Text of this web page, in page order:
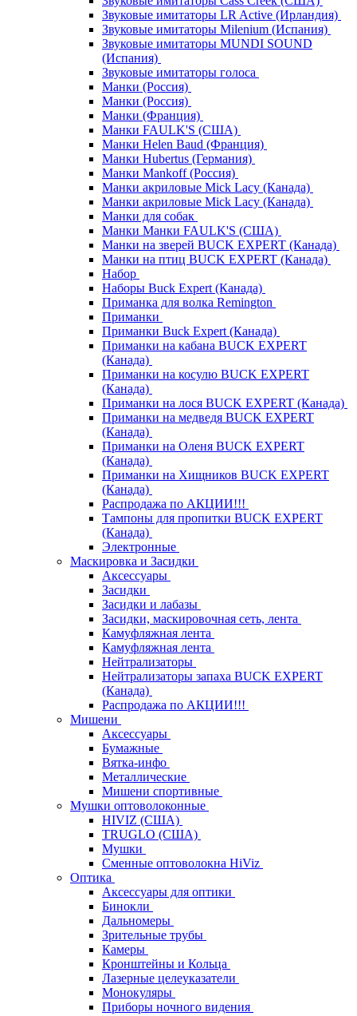
Звуковые имитаторы LR Active (Ирландия)
Звуковые имитаторы Milenium (Испания)
Звуковые имитаторы MUNDI SOUND
(Испания)
Звуковые имитаторы голоса
Манки (Россия)
Манки (Россия)
Манки (Франция)
Манки FAULK'S (США)
Манки Helen Baud (Франция)
Манки Hubertus (Германия)
Манки Mankoff (Россия)
Манки акриловые Mick Lacy (Канада)
Манки акриловые Mick Lacy (Канада)
Манки для собак
Манки Манки FAULK'S (США)
Манки на зверей BUCK EXPERT (Канада)
Манки на птиц BUCK EXPERT (Канада)
Набор
Наборы Buck Expert (Канада)
Приманка для волка Remington
Приманки
Приманки Buck Expert (Канада)
Приманки на кабана BUCK EXPERT
(Канада)
Приманки на косулю BUCK EXPERT
(Канада)
Приманки на лося BUCK EXPERT (Канада)
Приманки на медведя BUCK EXPERT
(Канада)
Приманки на Оленя BUCK EXPERT
(Канада)
Приманки на Хищников BUCK EXPERT
(Канада)
Распродажа по АКЦИИ!!!
Тампоны для пропитки BUCK EXPERT
(Канада)
Электронные
Маскировка и Засидки
Аксессуары
Засидки
Засидки и лабазы
Засидки, маскировочная сеть, лента
Камуфляжная лента
Камуфляжная лента
Нейтрализаторы
Нейтрализаторы запаха BUCK EXPERT
(Канада)
Распродажа по АКЦИИ!!!
Мишени
Аксессуары
Бумажные
Вятка-инфо
Металлические
Мишени спортивные
Мушки оптоволоконные
HIVIZ (США)
TRUGLO (США)
Мушки
Сменные оптоволокна HiViz
Оптика
Аксессуары для оптики
Бинокли
Дальномеры
Зрительные трубы
Камеры
Кронштейны и Кольца
Лазерные целеуказатели
Монокуляры
Приборы ночного видения